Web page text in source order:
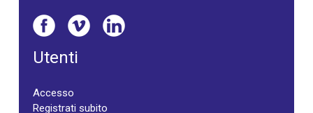
Utenti
Accesso
Registrati subito